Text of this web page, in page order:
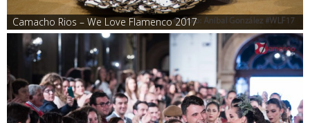
Camacho Rios – We Love Flamenco 2017